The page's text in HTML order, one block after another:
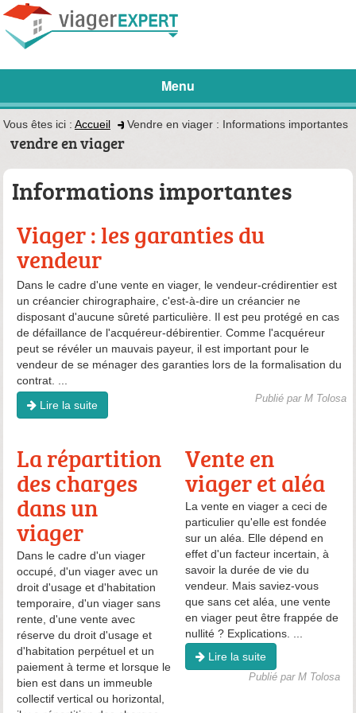
Menu
Vous êtes ici : Accueil Vendre en viager : Informations importantes
vendre en viager
Informations importantes
Viager : les garanties du
vendeur
Dans le cadre d'une vente en viager, le vendeur-crédirentier est
un créancier chirographaire, c'est-à-dire un créancier ne
disposant d'aucune sûreté particulière. Il est peu protégé en cas
de défaillance de l'acquéreur-débirentier. Comme l'acquéreur
peut se révéler un mauvais payeur, il est important pour le
vendeur de se ménager des garanties lors de la formalisation du
contrat. ...
Lire la suite
Publié par M Tolosa
La répartition
des charges
dans un
viager
Dans le cadre d'un viager
occupé, d'un viager avec un
droit d'usage et d'habitation
temporaire, d'un viager sans
rente, d'une vente avec
réserve du droit d'usage et
d'habitation perpétuel et un
paiement à terme et lorsque le
bien est dans un immeuble
collectif vertical ou horizontal,
Vente en
viager et aléa
La vente en viager a ceci de
particulier qu'elle est fondée
sur un aléa. Elle dépend en
effet d'un facteur incertain, à
savoir la durée de vie du
vendeur. Mais saviez-vous
que sans cet aléa, une vente
en viager peut être frappée de
nullité ? Explications. ...
Lire la suite
Publié par M Tolosa